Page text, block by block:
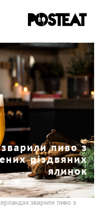
пиво з
різдвяних
ялинок
0 1037
зварили пиво з